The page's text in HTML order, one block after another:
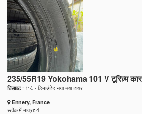
235/55R19 Yokohama 101 V टूरिज़्म कार
घिसावट: 1% - डिमाउंटेड नया नया टायर
Ennery, France
स्टॉक में मात्रा: 4